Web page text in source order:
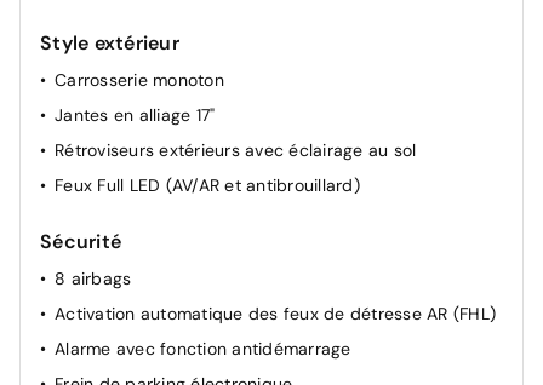
Style extérieur
Carrosserie monoton
Jantes en alliage 17"
Rétroviseurs extérieurs avec éclairage au sol
Feux Full LED (AV/AR et antibrouillard)
Sécurité
8 airbags
Activation automatique des feux de détresse AR (FHL)
Alarme avec fonction antidémarrage